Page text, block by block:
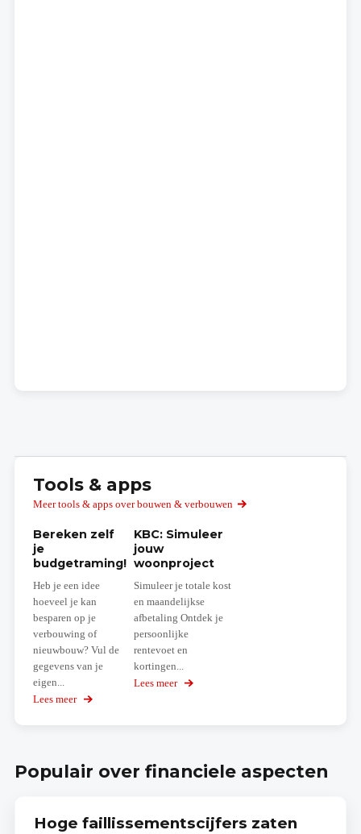
Tools & apps
Meer tools & apps over bouwen & verbouwen
Bereken zelf
je
budgetraming!
Heb je een idee
hoeveel je kan
besparen op je
verbouwing of
nieuwbouw? Vul de
gegevens van je
eigen...
Lees meer over
KBC: Simuleer
jouw
woonproject
Simuleer je totale kost
en maandelijkse
afbetaling Ontdek je
persoonlijke
rentevoet en
kortingen...
Lees meer over
Populair over financiele aspecten
Hoge faillissementscijfers zaten